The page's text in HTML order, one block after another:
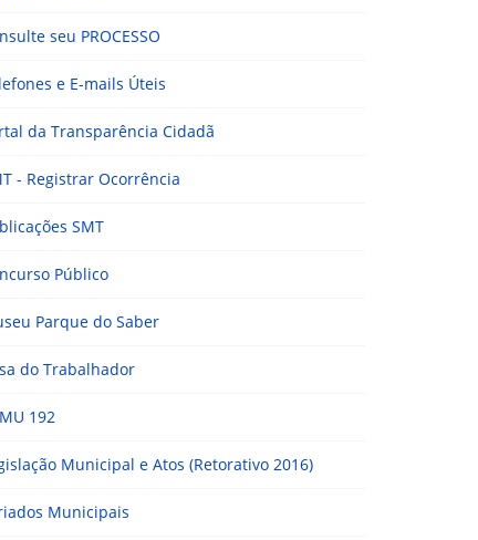
seu PROCESSO
e E-mails Úteis
da Transparência Cidadã
- Registrar Ocorrência
SMT
Público
Parque do Saber
do Trabalhador
192
Municipal e Atos (Retorativo 2016)
Municipais